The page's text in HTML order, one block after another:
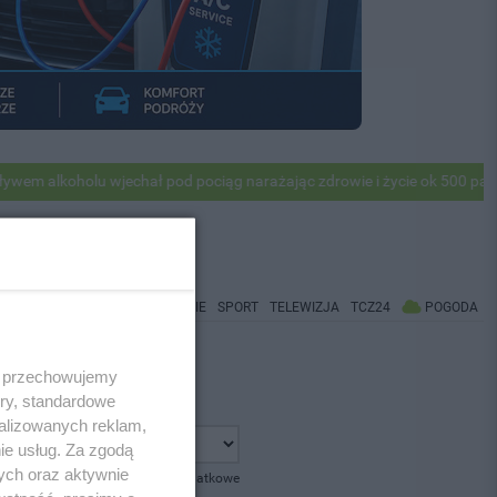
alkoholu wjechał pod pociąg narażając zdrowie i życie ok 500
CO BĘDZIE SPORT TELEWIZJA TCZ24 POGODA
pokaż opcje dodatkowe
standardowe
reklam,
usług. Za zgodą
oraz aktywnie